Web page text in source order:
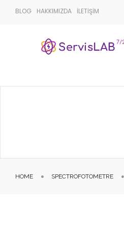
BLOG HAKKIMIZDA İLETİŞİM
HOME SPECTROFOTOMETRE